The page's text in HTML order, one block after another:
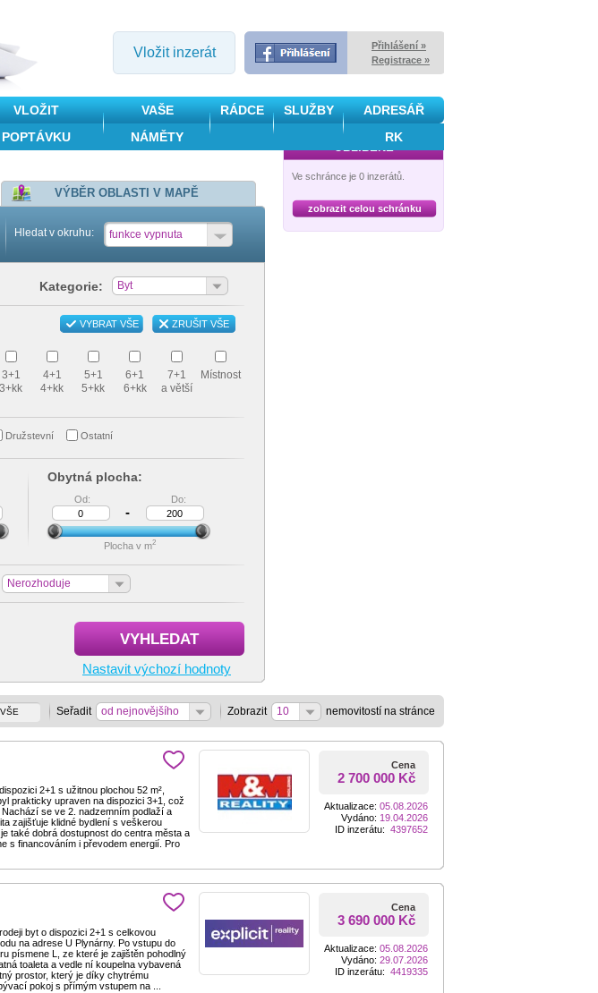
Kategorie: Byt
ZRUŠIT VŠE
VYBRAT VŠE
3+1
3+kk
4+1
4+kk
5+1
5+kk
6+1
6+kk
7+1
a větší
Místnost
Družstevní Ostatní
Obytná plocha:
-
Plocha v m2
Od: Do:
Nerozhoduje
VYHLEDAT
Nastavit výchozí hodnoty
VÝBĚR OBLASTI V MAPĚ
Hledat v okruhu: funkce vypnuta
OBLÍBENÉ
Ve schránce je 0 inzerátů.
zobrazit celou schránku
VŠE Seřadit od nejnovějšího Zobrazit 10 nemovitostí na stránce
2+1 s užitnou plochou 52 m²,
prakticky upraven na dispozici 3+1, což
se ve 2. nadzemním podlaží a
zajišťuje klidné bydlení s veškerou
také dobrá dostupnost do centra města a
s financováním i převodem energií. Pro
Cena
2 700 000 Kč
Aktualizace: 05.08.2026
Vydáno: 19.04.2026
ID inzerátu: 4397652
byt o dispozici 2+1 s celkovou
na adrese U Plynárny. Po vstupu do
písmene L, ze které je zajištěn pohodlný
toaleta a vedle ní koupelna vybavená
prostor, který je díky chytrému
pokoj s přímým vstupem na ...
Cena
3 690 000 Kč
Aktualizace: 05.08.2026
Vydáno: 29.07.2026
ID inzerátu: 4419335
Přihlášení »
Registrace »
Vložit inzerát
VLOŽIT
POPTÁVKU
VAŠE
NÁMĚTY
RÁDCE SLUŽBY
ADRESÁŘ
RK